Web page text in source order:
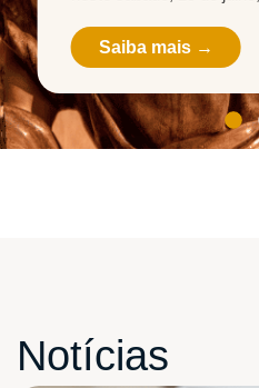
Saiba mais →
Notícias